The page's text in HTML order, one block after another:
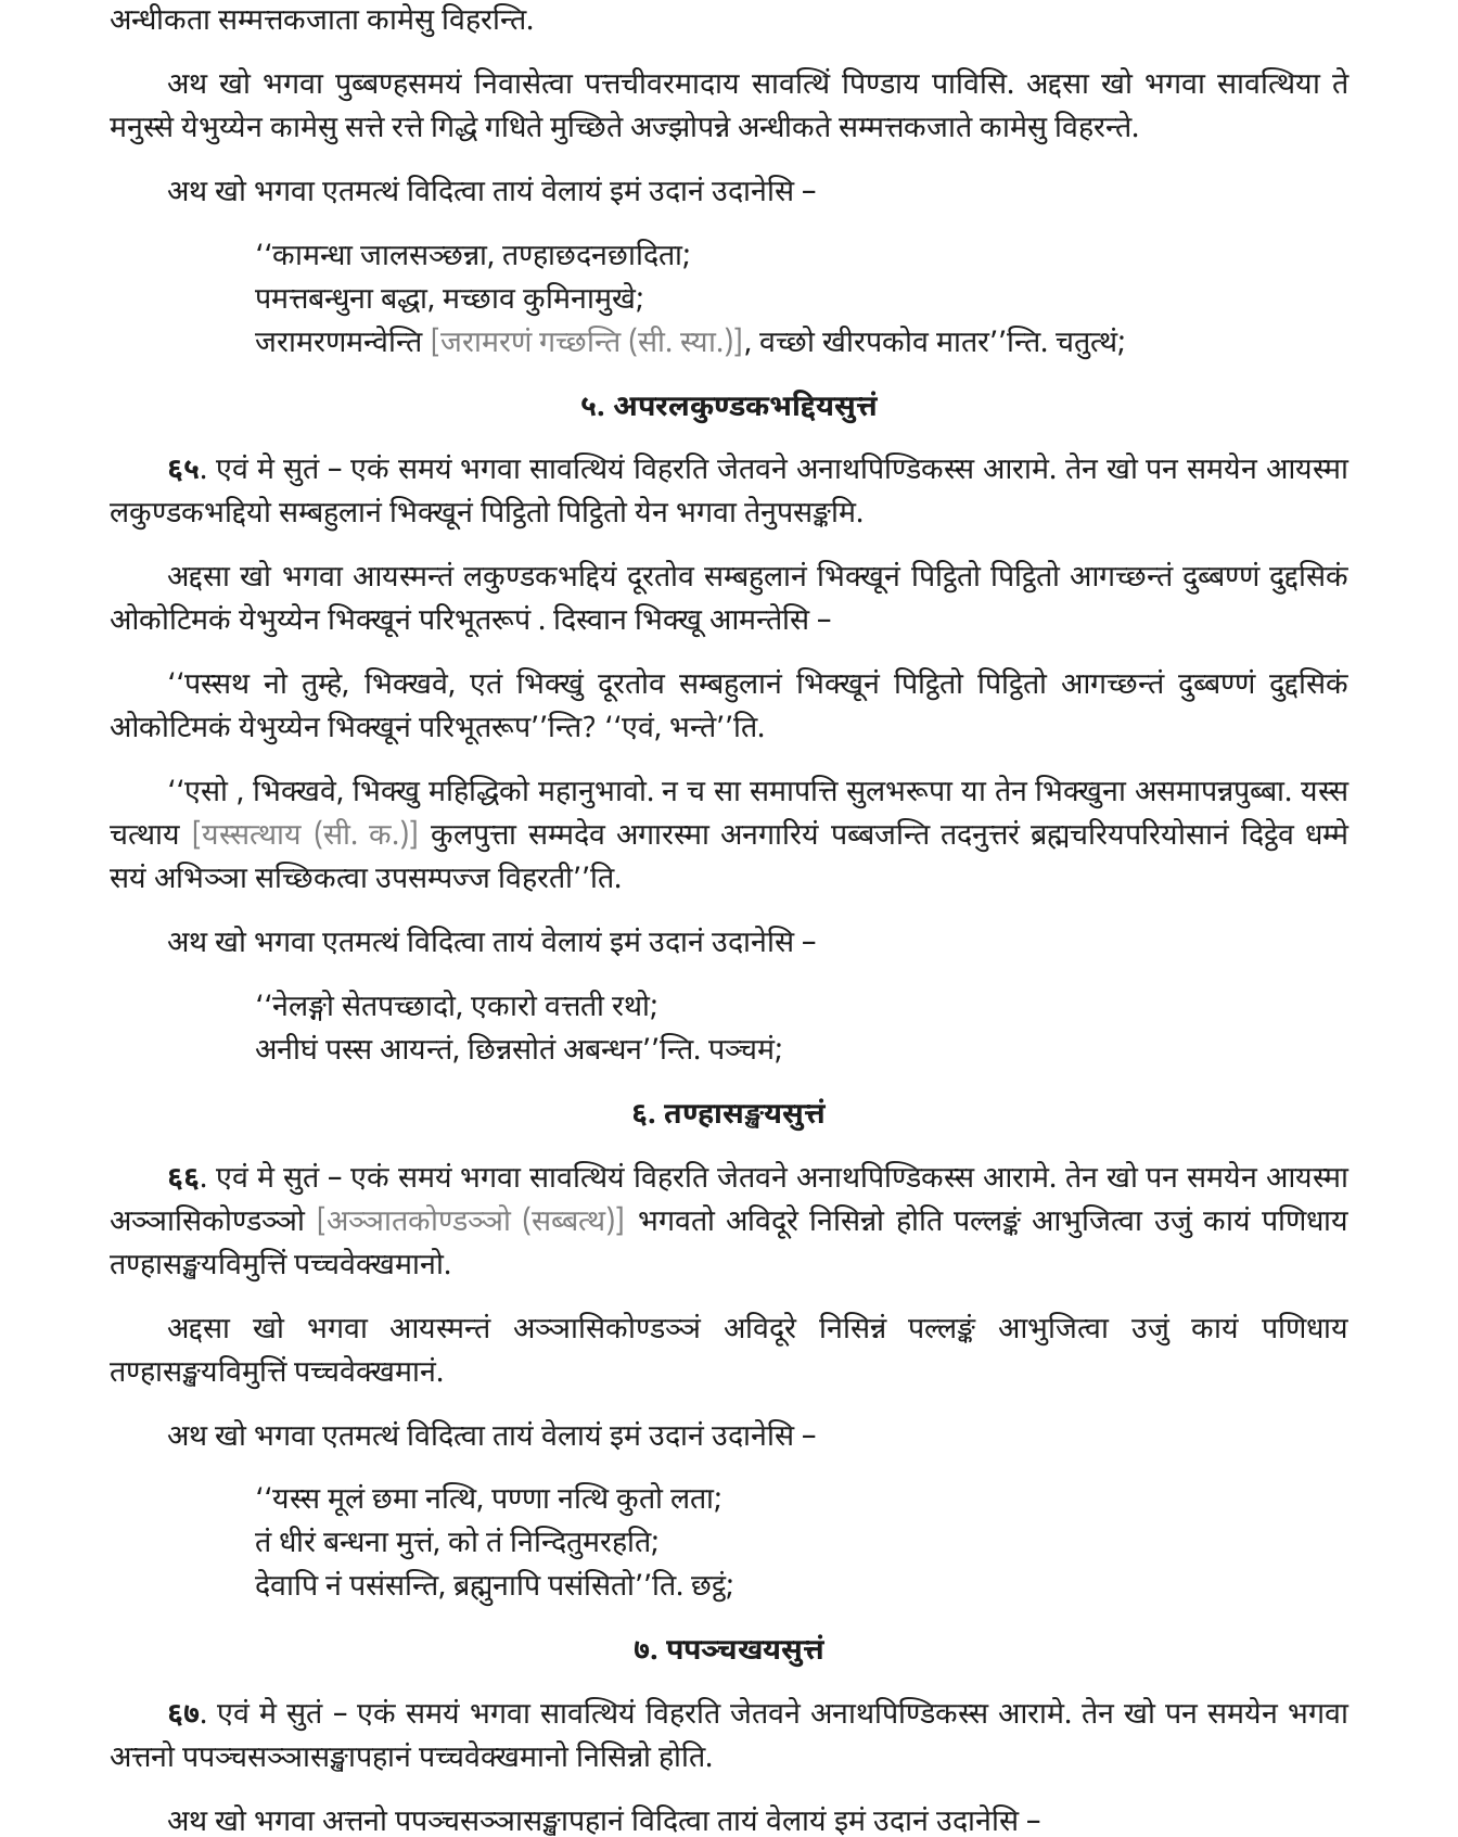
अन्धीकता सम्मत्तकजाता कामेसु विहरन्ति.
अथ खो भगवा पुब्बण्हसमयं निवासेत्वा पत्तचीवरमादाय सावत्थिं पिण्डाय पाविसि. अद्दसा खो भगवा सावत्थिया ते
मनुस्से येभुय्येनकामेसु सत्ते रत्ते गिद्धे गधिते मुच्छिते अज्झोपन्ने अन्धीकते सम्मत्तकजाते कामेसु विहरन्ते.
अथखो भगवा एतमत्थं विदित्वा तायं वेलायं इमं उदानं उदानेसि –
‘‘कामन्धा जालसञ्छन्ना, तण्हाछदनछादिता;
पमत्तबन्धुना बद्धा, मच्छाव कुमिनामुखे;
जरामरणमन्वेन्ति [जरामरणं गच्छन्ति (सी. स्या.)], वच्छो खीरपकोव मातर’’न्ति. चतुत्थं;
५. अपरलकुण्डकभद्दियसुत्तं
६५. एवं मे सुतं – एकं समयं भगवा सावत्थियं विहरति जेतवने अनाथपिण्डिकस्स आरामे. तेन खो पन समयेन आयस्मा
लकुण्डकभद्दियो सम्बहुलानं भिक्खूनं पिट्ठितो पिट्ठितो येन भगवा तेनुपसङ्कमि.
अद्दसा खो भगवा आयस्मन्तं लकुण्डकभद्दियं दूरतोव सम्बहुलानं भिक्खूनं पिट्ठितो पिट्ठितो आगच्छन्तं दुब्बण्णं दुद्दसिकं
ओकोटिमकं येभुय्येन भिक्खूनं परिभूतरूपं . दिस्वान भिक्खू आमन्तेसि –
‘‘पस्सथ नो तुम्हे, भिक्खवे, एतं भिक्खुं दूरतोव सम्बहुलानं भिक्खूनं पिट्ठितो पिट्ठितो आगच्छन्तं दुब्बण्णं दुद्दसिकं
ओकोटिमकं येभुय्येन भिक्खूनं परिभूतरूप’’न्ति? ‘‘एवं, भन्ते’’ति.
‘‘एसो , भिक्खवे, भिक्खु महिद्धिको महानुभावो. न च सा समापत्ति सुलभरूपा या तेन भिक्खुना असमापन्नपुब्बा. यस्स
चत्थाय [यस्सत्थाय (सी. क.)] कुलपुत्ता सम्मदेव अगारस्मा अनगारियं पब्बजन्ति तदनुत्तरं ब्रह्मचरियपरियोसानं दिट्ठेव धम्मे
सयं अभिञ्ञा सच्छिकत्वा उपसम्पज्ज विहरती’’ति.
अथ खो भगवा एतमत्थं विदित्वा तायं वेलायं इमं उदानं उदानेसि –
‘‘नेलङ्गो सेतपच्छादो, एकारो वत्तती रथो;
अनीघं पस्स आयन्तं, छिन्नसोतं अबन्धन’’न्ति. पञ्चमं;
६. तण्हासङ्खयसुत्तं
६६. एवंमे सुतं – एकं समयं भगवा सावत्थियं विहरति जेतवने अनाथपिण्डिकस्स आरामे. तेन खो पन समयेन आयस्मा
अञ्ञासिकोण्डञ्ञो [अञ्ञातकोण्डञ्ञो (सब्बत्थ)] भगवतो अविदूरे निसिन्नो होति पल्लङ्कं आभुजित्वा उजुं कायं पणिधाय
तण्हासङ्खयविमुत्तिं पच्चवेक्खमानो.
अद्दसा खो भगवा आयस्मन्तं अञ्ञासिकोण्डञ्ञं अविदूरे निसिन्नं पल्लङ्कं आभुजित्वा उजुं कायं पणिधाय
तण्हासङ्खयविमुत्तिं पच्चवेक्खमानं.
अथ खो भगवा एतमत्थं विदित्वा तायं वेलायं इमं उदानं उदानेसि –
‘‘यस्स मूलं छमा नत्थि, पण्णा नत्थि कुतो लता;
तं धीरं बन्धना मुत्तं, को तं निन्दितुमरहति;
देवापि नं पसंसन्ति, ब्रह्मुनापि पसंसितो’’ति. छट्ठं;
७. पपञ्चखयसुत्तं
६७. एवं मे सुतं – एकं समयं भगवा सावत्थियं विहरति जेतवने अनाथपिण्डिकस्स आरामे. तेन खो पन समयेन भगवा
अत्तनो पपञ्चसञ्ञासङ्खापहानं पच्चवेक्खमानो निसिन्नो होति.
अथखो भगवा अत्तनो पपञ्चसञ्ञासङ्खापहानं विदित्वा तायं वेलायं इमं उदानं उदानेसि –